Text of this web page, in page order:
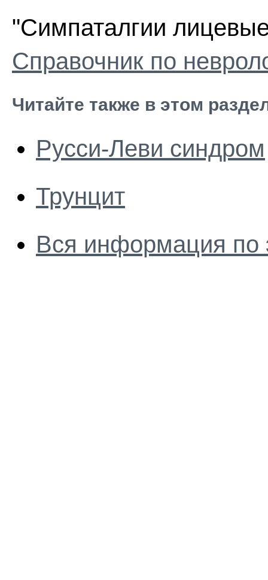
"Симпаталгии
Справочник по
Читайте также в этом
Русси-Леви синдром
Трунцит
Вся информация по